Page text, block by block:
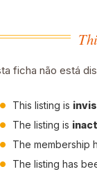
ficha não está
This listing is
The listing is
The membership
The listing has